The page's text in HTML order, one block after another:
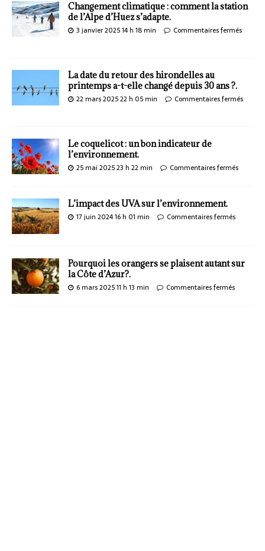
Changement climatique : comment la station
de l’Alpe d’Huez s’adapte.
3 janvier 2025 14 h 18 min Commentaires fermés
La date du retour des hirondelles au
printemps a-t-elle changé depuis 30 ans ?.
22 mars 2025 22 h 05 min Commentaires fermés
Le coquelicot : un bon indicateur de
l’environnement.
25 mai 2025 23 h 22 min Commentaires fermés
L’impact des UVA sur l’environnement.
17 juin 2024 16 h 01 min Commentaires fermés
Pourquoi les orangers se plaisent autant sur
la Côte d’Azur?.
6 mars 2025 11 h 13 min Commentaires fermés